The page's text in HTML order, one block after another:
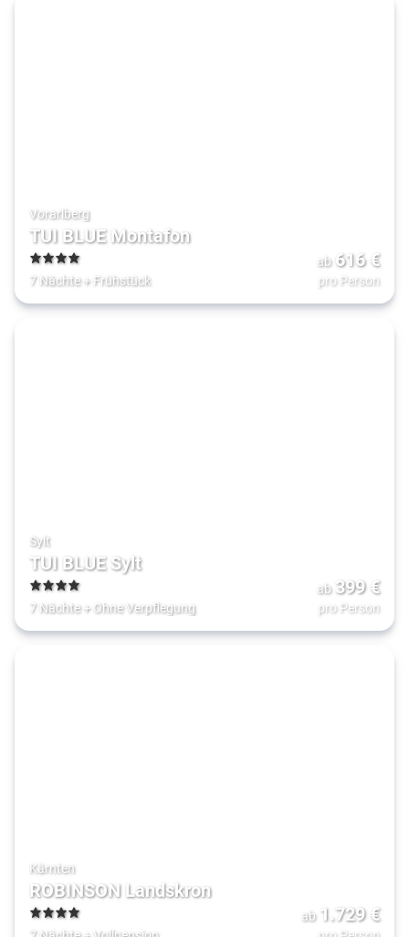
Vorarlberg
TUI BLUE Montafon
4
7 Nächte+ Frühstück
ab 616€
pro Person
Sylt
TUI BLUE Sylt
4
7 Nächte+ Ohne Verpflegung
ab 399€
pro Person
Kärnten
ROBINSON Landskron
4
ab 1.729€